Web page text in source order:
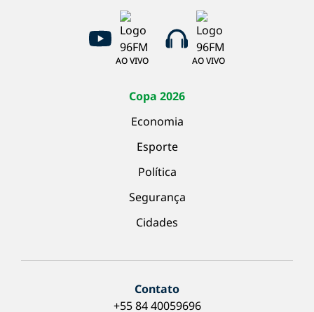
AO VIVO AO VIVO
Copa 2026
Economia
Esporte
Política
Segurança
Cidades
Contato
+55 84 40059696